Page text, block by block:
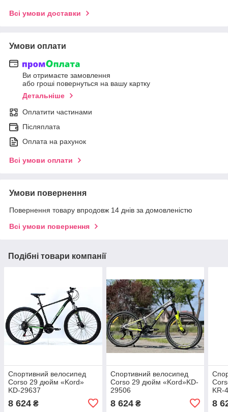
Всі умови доставки
Умови оплати
Ви отримаєте замовлення
або гроші повернуться на вашу картку
Детальніше
Оплатити частинами
Післяплата
Оплата на рахунок
Всі умови оплати
Умови повернення
Повернення товару впродовж 14 днів за домовленістю
Всі умови повернення
Подібні товари компанії
Спортивний велосипед
Corso 29 дюйм «Kord»
KD-29637
8 624 ₴
Спортивний велосипед
Corso 29 дюйм «Kord»KD-
29506
8 624₴
KR-
8